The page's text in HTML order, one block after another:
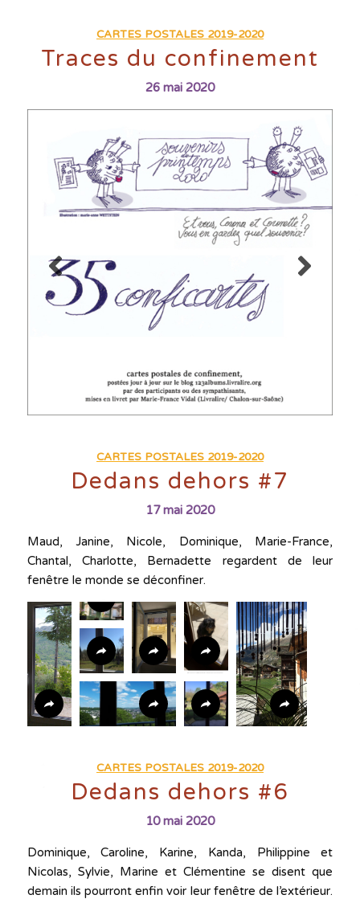
CARTES POSTALES 2019-2020
Traces du confinement
26 mai 2020
CARTES POSTALES 2019-2020
Dedans dehors #7
17 mai 2020
Maud, Janine, Nicole, Dominique, Marie-France,
Chantal, Charlotte, Bernadette regardent de leur
fenêtre le monde se déconfiner.
CARTES POSTALES 2019-2020
Dedans dehors #6
10 mai 2020
Dominique, Caroline, Karine, Kanda, Philippine et
Nicolas, Sylvie, Marine et Clémentine se disent que
demain ils pourront enfin voir leur fenêtre de l’extérieur.